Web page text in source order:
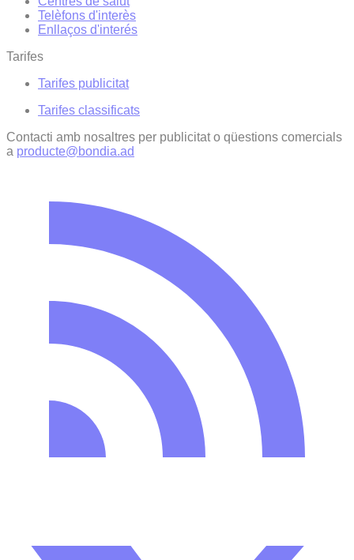
Telèfons d'interès
Enllaços d'interés
Tarifes
Tarifes publicitat
Tarifes classificats
Contacti amb nosaltres per publicitat o qüestions comercials
a producte@bondia.ad